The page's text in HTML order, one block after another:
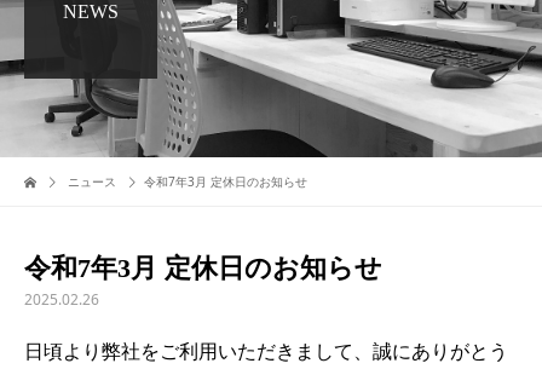
NEWS
ニュース 令和7年3月 定休日のお知らせ
令和7年3月 定休日のお知らせ
2025.02.26
日頃より弊社をご利用いただきまして、誠にありがとう